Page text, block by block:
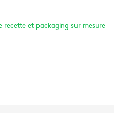
recette et packaging sur mesure